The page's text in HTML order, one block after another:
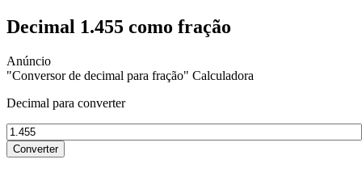
Decimal 1.455 como fração
"Conversor de decimal para fração" Calculadora
Decimal para converter
Converter